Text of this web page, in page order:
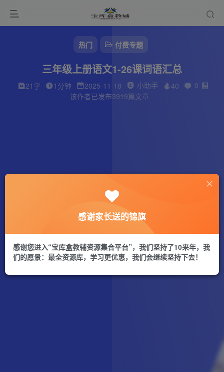
热门 付费专题
三年级上册语文1-26课词语汇总
21字 1分钟 2025-11-18 小助手 40
0
该作者已发布3919篇文章
感谢家长送的锦旗
感谢您进入“宝库盒教辅资源集合平台”，我们坚持了10来年，我
们的愿景：最全资源库，学习更优惠，我们会继续坚持下去！